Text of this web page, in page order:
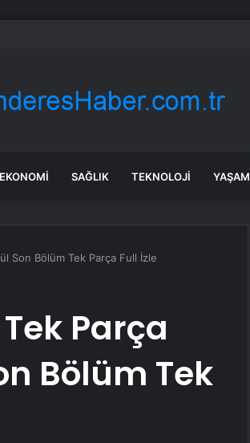
EKONOMI SAĞLIK TEKNOLOJI YAŞAM
Son Bölüm Tek Parça Full İzle
Parça
Bölüm Tek